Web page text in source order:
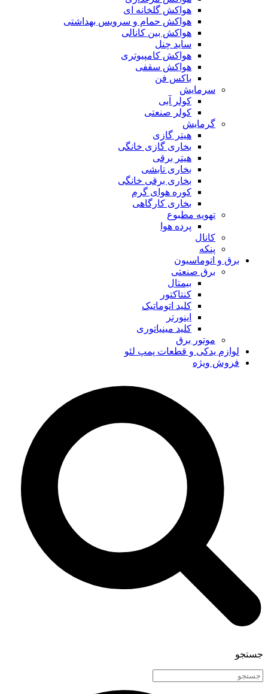
هواکش گلخانه ای
هواکش حمام و سرویس بهداشتی
هواکش بین کانالی
ساید چنل
هواکش کامپیوتری
هواکش سقفی
باکس فن
سرمایش
کولر آبی
کولر صنعتی
گرمایش
هیتر گازی
بخاری گازی خانگی
هیتر برقی
بخاری تابشی
بخاری برقی خانگی
کوره هوای گرم
بخاری کارگاهی
تهویه مطبوع
پرده هوا
کانال
پنکه
برق و اتوماسیون
برق صنعتی
بیمتال
کنتاکتور
کلید اتوماتیک
اینورتر
کلید مینیاتوری
موتور برق
لوازم یدکی و قطعات پمپ لئو
فروش ویژه
جستجو